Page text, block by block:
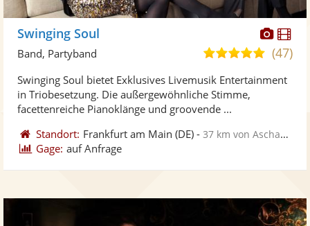
Fotos
Swinging Soul
5,0
5
(47)
Band, Partyband
Swinging Soul bietet Exklusives Livemusik Entertainment
in Triobesetzung. Die außergewöhnliche Stimme,
facettenreiche Pianoklänge und groovende ...
Standort: Frankfurt am Main (DE) -37 km von Aschaffenburg
Gage: auf Anfrage